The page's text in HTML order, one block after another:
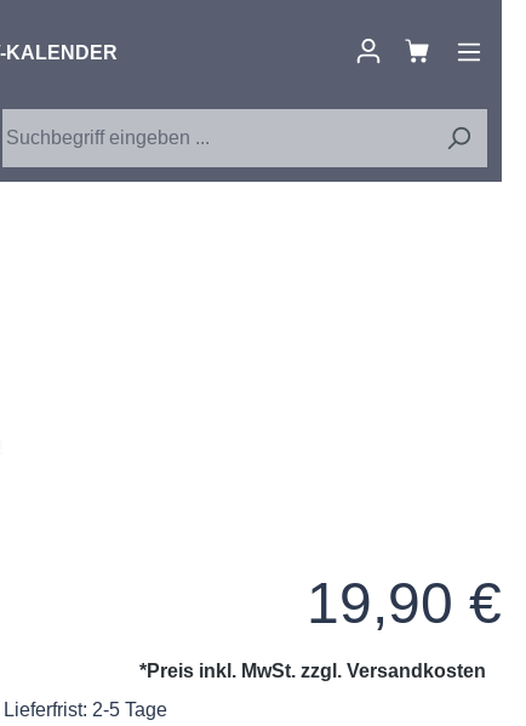
KALENDER
19,90 €
*Preis inkl. MwSt. zzgl. Versandkosten
Lieferfrist: 2-5 Tage